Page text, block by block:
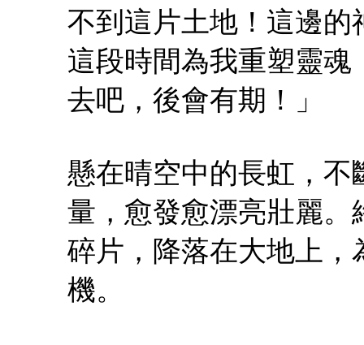
不到這片土地！這邊
這段時間為我重塑靈
去吧，後會有期！」
懸在晴空中的長虹，
量，愈發愈漂亮壯麗
碎片，降落在大地上
機。